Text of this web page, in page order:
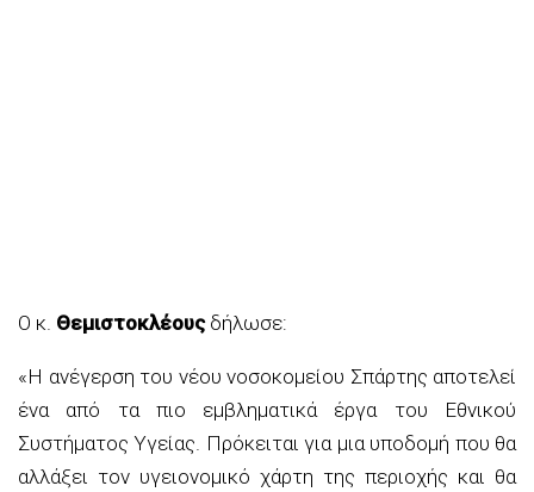
Ο κ. Θεμιστοκλέουςδήλωσε:
«Η ανέγερση του νέου νοσοκομείου Σπάρτης αποτελεί
ένα από τα πιο εμβληματικά έργα του Εθνικού
Συστήματος Υγείας. Πρόκειται για μια υποδομή που θα
αλλάξει τον υγειονομικό χάρτη της περιοχής και θα